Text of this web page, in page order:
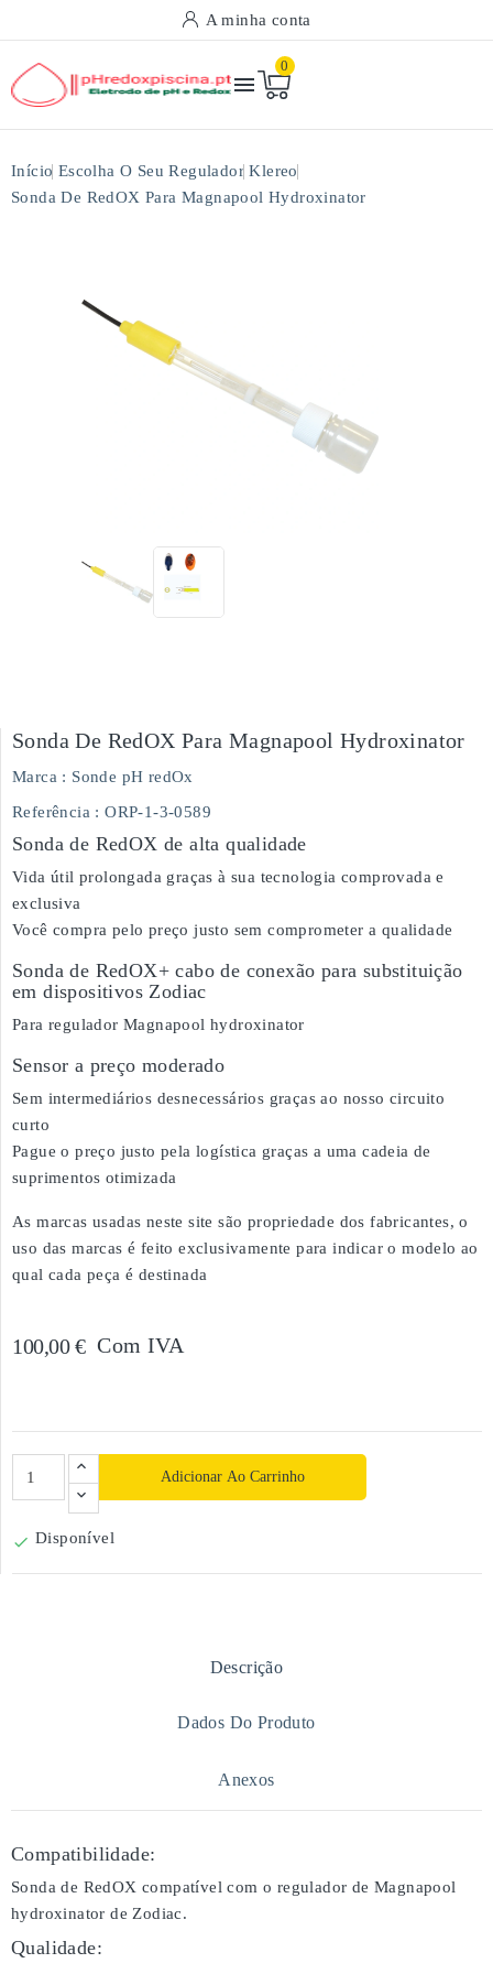
A minha conta

0
Início Escolha O Seu Regulador Klereo
Sonda De RedOX Para Magnapool Hydroxinator
Sonda De RedOX Para Magnapool Hydroxinator
Marca : Sonde pH redOx
Referência : ORP-1-3-0589
Sonda de RedOX de alta qualidade
Vida útil prolongada graças à sua tecnologia comprovada e
exclusiva
Você compra pelo preço justo sem comprometer a qualidade
Sonda de RedOX+ cabo de conexão para substituição
em dispositivos Zodiac
Para regulador Magnapool hydroxinator
Sensor a preço moderado
Sem intermediários desnecessários graças ao nosso circuito
curto
Pague o preço justo pela logística graças a uma cadeia de
suprimentos otimizada
As marcas usadas neste site são propriedade dos fabricantes, o
uso das marcas é feito exclusivamente para indicar o modelo ao
qual cada peça é destinada
100,00 € Com IVA
Adicionar Ao Carrinho
 Disponível
Descrição
Dados Do Produto
Anexos
Compatibilidade:
Sonda de RedOX compatível com o regulador de Magnapool
hydroxinator de Zodiac.
Qualidade: